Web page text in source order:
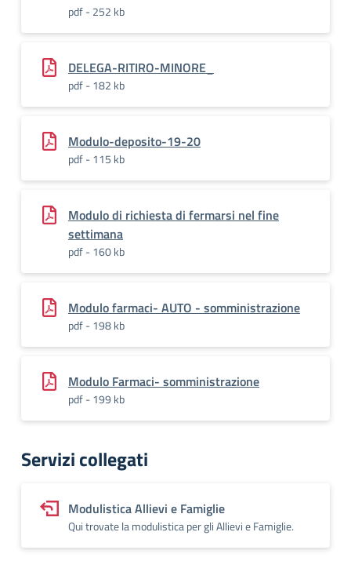
pdf - 252 kb
DELEGA-RITIRO-MINORE_
pdf - 182 kb
Modulo-deposito-19-20
pdf - 115 kb
Modulo di richiesta di fermarsi nel fine
settimana
pdf - 160 kb
Modulo farmaci- AUTO - somministrazione
pdf - 198 kb
Modulo Farmaci- somministrazione
pdf - 199 kb
Servizi collegati
Modulistica Allievi e Famiglie
Qui trovate la modulistica per gli Allievi e Famiglie.